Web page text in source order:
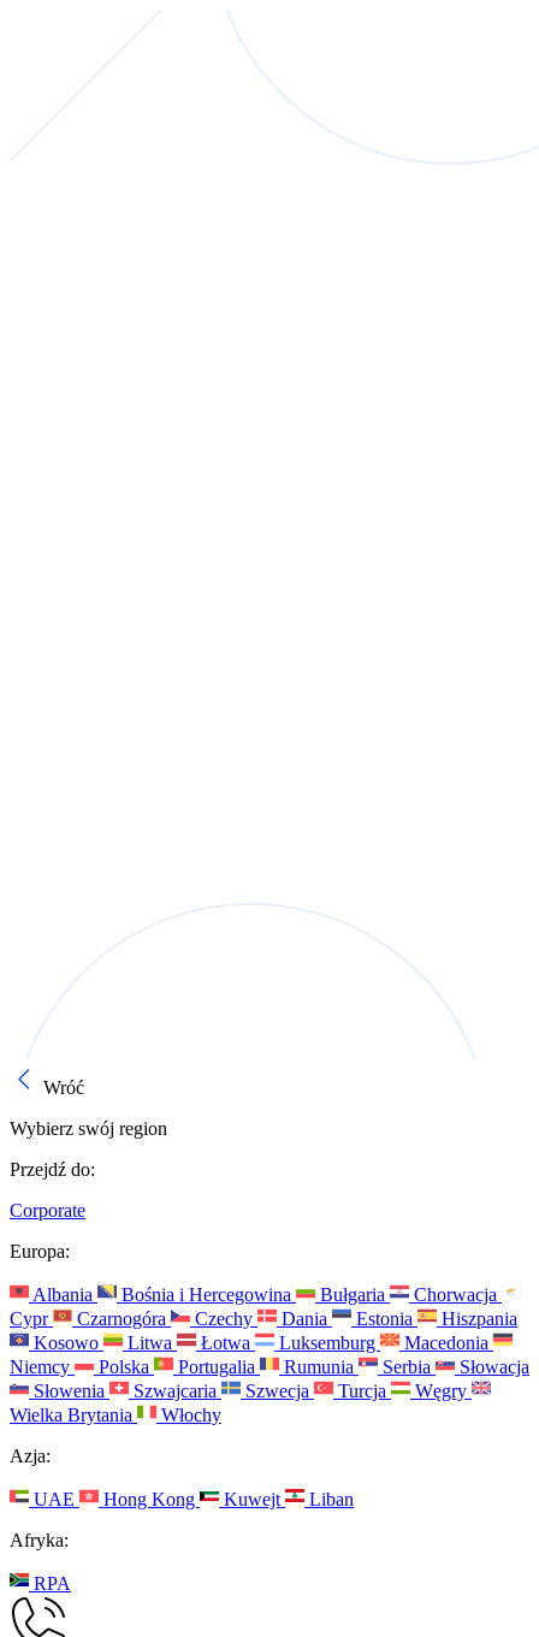
Wróć
Wybierz swój region
Przejdź do:
Corporate
Europa:
Albania Bośnia i Hercegowina Bułgaria
Chorwacja
Cypr
Czarnogóra Czechy Dania Estonia
Hiszpania
Kosowo
Litwa Łotwa Luksemburg
Macedonia
Niemcy
Polska Portugalia Rumunia Serbia
Słowacja
Słowenia
Szwajcaria Szwecja Turcja
Węgry
Wielka Brytania
Włochy
Azja:
UAE Hong Kong Kuwejt
Liban
Afryka:
RPA